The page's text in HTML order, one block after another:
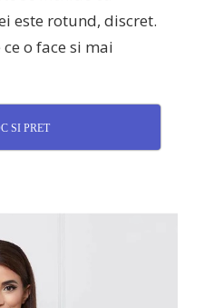
este rotund, discret.
o face si mai
SI PRET